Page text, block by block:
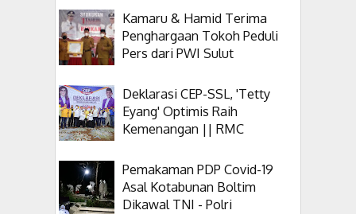
Kamaru & Hamid Terima
Penghargaan Tokoh Peduli
Pers dari PWI Sulut
Deklarasi CEP-SSL, 'Tetty
Eyang' Optimis Raih
Kemenangan || RMC
Pemakaman PDP Covid-19
Asal Kotabunan Boltim
Dikawal TNI - Polri